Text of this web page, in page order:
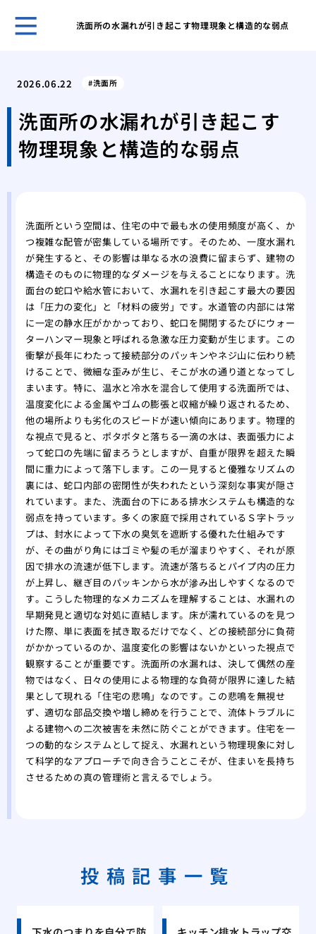
洗面所の水漏れが引き起こす物理現象と構造的な弱点
蛇
は
私
と
ト
漏
2026.06.22 洗面所
洗面所の水漏れが引き起こす
物理現象と構造的な弱点
洗面所という空間は、住宅の中で最も水の使用頻度が高く、か
つ複雑な配管が密集している場所です。そのため、一度水漏れ
が発生すると、その影響は単なる水の浪費に留まらず、建物の
構造そのものに物理的なダメージを与えることになります。洗
面台の蛇口や給水管において、水漏れを引き起こす最大の要因
は「圧力の変化」と「材料の疲労」です。水道管の内部には常
に一定の静水圧がかかっており、蛇口を開閉するたびにウォー
ターハンマー現象と呼ばれる急激な圧力変動が生じます。この
衝撃が長年にわたって接続部分のパッキンやネジ山に伝わり続
けることで、微細な歪みが生じ、そこが水の通り道となってし
まいます。特に、温水と冷水を混合して使用する洗面所では、
温度変化による金属やゴムの膨張と収縮が繰り返されるため、
他の場所よりも劣化のスピードが速い傾向にあります。物理的
な視点で見ると、ポタポタと落ちる一滴の水は、表面張力によ
って蛇口の先端に留まろうとしますが、自重が限界を超えた瞬
間に重力によって落下します。この一見すると優雅なリズムの
裏には、蛇口内部の密閉性が失われたという深刻な事実が隠さ
れています。また、洗面台の下にある排水システムも構造的な
弱点を持っています。多くの家庭で採用されているＳ字トラッ
プは、封水によって下水の臭気を遮断する優れた仕組みです
が、その曲がり角にはゴミや髪の毛が溜まりやすく、それが原
因で排水の流速が低下します。流速が落ちるとパイプ内の圧力
が上昇し、継ぎ目のパッキンから水が滲み出しやすくなるので
す。こうした物理的なメカニズムを理解することは、水漏れの
早期発見と適切な対処に直結します。床が濡れているのを見つ
けた際、単に表面を拭き取るだけでなく、どの接続部分に負荷
がかかっているのか、温度変化の影響はないかといった視点で
観察することが重要です。洗面所の水漏れは、決して偶然の産
物ではなく、日々の使用による物理的な負荷が限界に達した結
果として現れる「住宅の悲鳴」なのです。この悲鳴を無視せ
ず、適切な部品交換や増し締めを行うことで、流体トラブルに
よる建物への二次被害を未然に防ぐことができます。住宅を一
つの動的なシステムとして捉え、水漏れという物理現象に対し
て科学的なアプローチで向き合うことこそが、住まいを長持ち
させるための真の管理術と言えるでしょう。
投稿記事一覧